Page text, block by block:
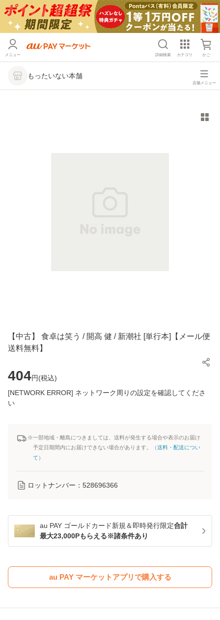
メニュー 詳細検索 カテゴリ かご
もったいない本舗
店舗メニュー
【中古】 食卓は笑う / 開高 健 / 新潮社 [単行本]【メール便
送料無料】
404円(税込)
[NETWORK ERROR] ネットワーク周りの設定を確認してくださ
い
※一部地域・離島につきましては、送料が発生する場合や表示のお届け
予定日期間内にお届けできない場合があります。（送料・配送につい
て ）
ロットナンバー： 528696366
au PAY ゴールドカード新規＆即時発行限定合計
最大23,000Pもらえる※諸条件あり
au PAY マーケットアプリで購入する